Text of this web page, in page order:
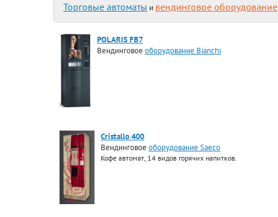
Торговые автоматы и вендинговое оборудование
POLARIS FB7
Вендинговое оборудование Bianchi
Cristallo 400
Вендинговоеоборудование Saeco
Кофе автомат, 14 видов горячих напитков.